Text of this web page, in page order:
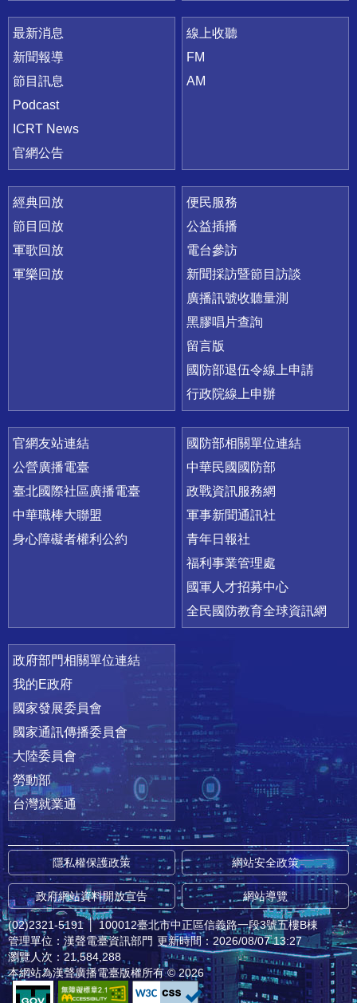
最新消息
新聞報導
節目訊息
Podcast
ICRT News
官網公告
線上收聽
FM
AM
經典回放
節目回放
軍歌回放
軍樂回放
便民服務
公益插播
電台參訪
新聞採訪暨節目訪談
廣播訊號收聽量測
黑膠唱片查詢
留言版
國防部退伍令線上申請
行政院線上申辦
官網友站連結
公營廣播電臺
臺北國際社區廣播電臺
中華職棒大聯盟
身心障礙者權利公約
國防部相關單位連結
中華民國國防部
政戰資訊服務網
軍事新聞通訊社
青年日報社
福利事業管理處
國軍人才招募中心
全民國防教育全球資訊網
政府部門相關單位連結
我的E政府
國家發展委員會
國家通訊傳播委員會
大陸委員會
勞動部
台灣就業通
隱私權保護政策 網站安全政策
政府網站資料開放宣告 網站導覽
(02)2321-5191 │ 100012臺北市中正區信義路一段3號五樓B棟
管理單位：漢聲電臺資訊部門 更新時間：2026/08/07 13:27
瀏覽人次：21,584,288
本網站為漢聲廣播電臺版權所有 © 2026